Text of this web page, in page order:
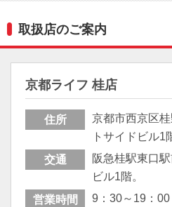
取扱店のご案内
京都ライフ 桂店
住所
京都市西京区
トサイドビル1
交通
阪急桂駅東口
ビル1階。
営業時間
9：30～19：